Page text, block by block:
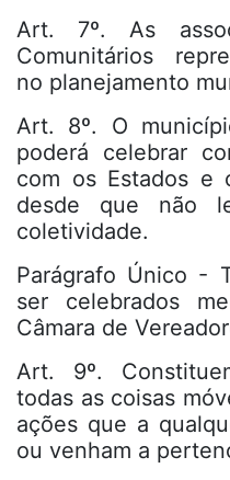
Art. 7º. As
Comunitários
no planejamento
Art. 8º. O
poderá celebrar
com os Estados e
desde que não
coletividade.
Parágrafo Único -
ser celebrados
Câmara de
Art. 9º.
todas as coisas
ações que a
ou venham a